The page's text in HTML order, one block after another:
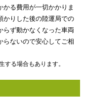
る費用が一切かかりま
かりした後の陸運局での
らず動かなくなった車両
らないので安心してご相
る場合もあります。